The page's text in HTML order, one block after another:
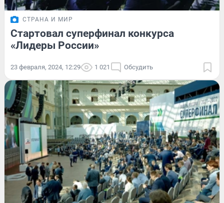
СТРАНА И МИР
Стартовал суперфинал конкурса
«Лидеры России»
23 февраля, 2024, 12:29 1 021 Обсудить